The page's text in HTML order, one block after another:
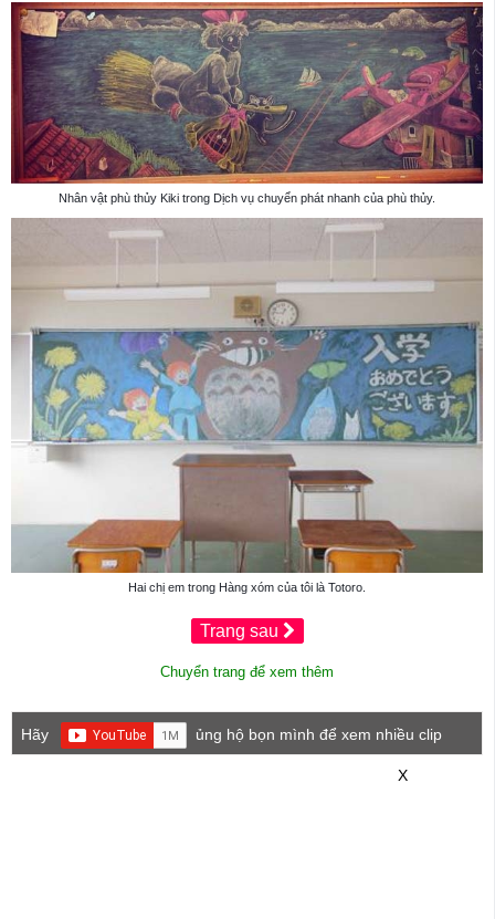
Nhân vật phù thủy Kiki trong Dịch vụ chuyển phát nhanh của phù thủy.
Hai chị em trong Hàng xóm của tôi là Totoro.
Trang sau
Chuyển trang để xem thêm
Hãy
ủng hộ bọn mình để xem nhiều clip
X